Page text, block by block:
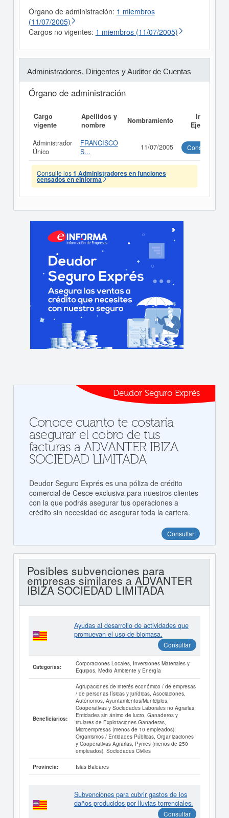
Órgano de administración: 1 miembros
(11/07/2005)
Cargos no vigentes: 1 miembros (11/07/2005)
Administradores, Dirigentes y Auditor de Cuentas
Órgano de administración
Cargo
vigente
Apellidos y
nombre
Nombramiento
Informe
Ejecutivo
Administrador
Único
FRANCISCO
S...
11/07/2005 Consultar
Consulte los1 Administradores en funciones
censados en eInforma
Deudor Seguro Exprés
Conoce cuanto te costaría
asegurar el cobro de tus
facturas a ADVANTER IBIZA
SOCIEDAD LIMITADA
Deudor Seguro Exprés es una póliza de crédito
comercial de Cesce exclusiva para nuestros clientes
con la que podrás asegurar tus operaciones a
crédito sin necesidad de asegurar toda la cartera.
Consultar
Posibles subvenciones para
empresas similares a ADVANTER
IBIZA SOCIEDAD LIMITADA
Ayudas al desarrollo de actividades que
promuevan el uso de biomasa.
Consultar
Categorías:
Corporaciones Locales, Inversiones Materiales y
Equipos, Medio Ambiente y Energía
Beneficiarios:
Agrupaciones de interés económico / de empresas
/ de personas físicas y jurídicas, Asociaciones,
Autónomos, Ayuntamientos/Municipios,
Cooperativas y Sociedades Laborales no Agrarias,
Entidades sin ánimo de lucro, Ganaderos y
titulares de Explotaciones Ganaderas,
Microempresas (menos de 10 empleados),
Organismos / Entidades Públicas, Organizaciones
y Cooperativas Agrarias, Pymes (menos de 250
empleados), Sociedades Civiles
Provincia: Islas Baleares
Subvenciones para cubrir gastos de los
daños producidos por lluvias torrenciales.
Consultar